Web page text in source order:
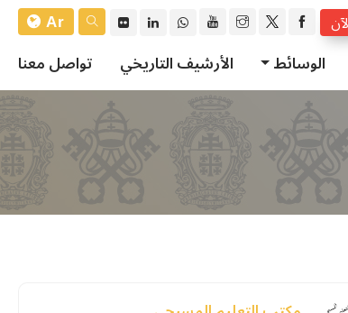
Ar
الوسائط الأرشيف التاريخي تواصل معنا